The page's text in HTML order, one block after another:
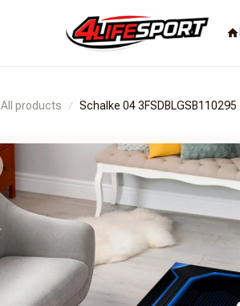
All products Schalke 04 3FSDBLGSB110295